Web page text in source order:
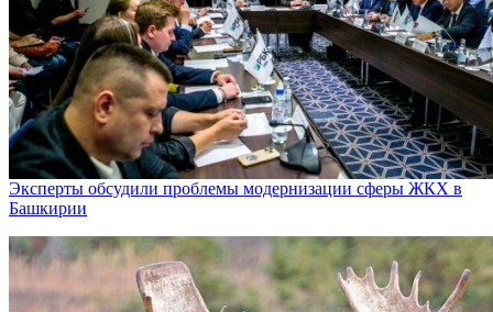
Эксперты обсудили проблемы модернизации сферы ЖКХ в
Башкирии